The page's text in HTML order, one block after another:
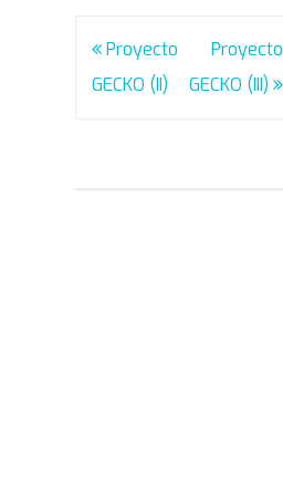
Post
navigation
Proyecto
GECKO (II)
Proyecto
GECKO (III)